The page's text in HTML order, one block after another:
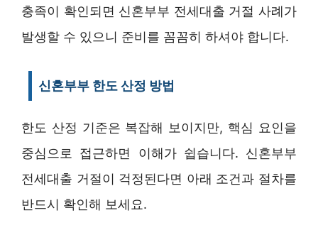
충족이 확인되면 신혼부부 전세대출 거절 사례가
발생할 수 있으니 준비를 꼼꼼히 하셔야 합니다.
신혼부부 한도 산정 방법
한도 산정 기준은 복잡해 보이지만, 핵심 요인을
중심으로 접근하면 이해가 쉽습니다. 신혼부부
전세대출 거절이 걱정된다면 아래 조건과 절차를
반드시 확인해 보세요.